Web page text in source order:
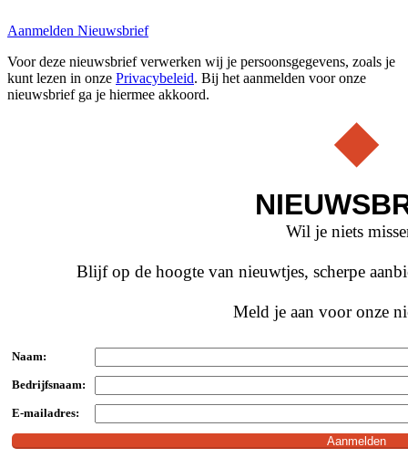
Aanmelden Nieuwsbrief
Voor deze nieuwsbrief verwerken wij je persoonsgegevens, zoals je
kunt lezen in onze Privacybeleid. Bij het aanmelden voor onze
nieuwsbrief ga je hiermee akkoord.
Wil je niets
Blijf op de hoogte van nieuwtjes, scherpe
Meld je aan voor onze
Naam:
Bedrijfsnaam:
E-mailadres: